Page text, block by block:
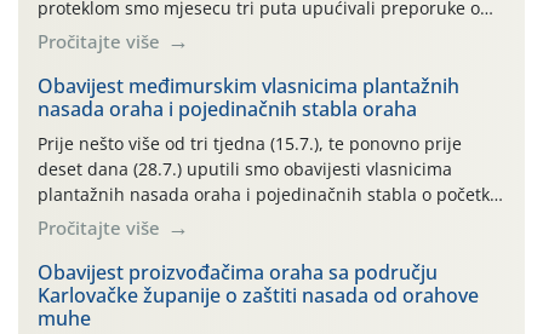
proteklom smo mjesecu tri puta upućivali preporuke o
preventivnim mjerama zaštite krizantema od najčešćih
uzročnika bolesti, štetnika i fito-fagnih grinja (23.7., 14.7.,
06.7.)! Na početku ovog mjeseca je zabilježeno je
povijesno i ekstremno vruće meteorološko razdoblje, uz
najviše temperature […]
Pročitajte više
Obavijest međimurskim vlasnicima plantažnih
nasada oraha i pojedinačnih stabla oraha
Prije nešto više od tri tjedna (15.7.), te ponovno prije
deset dana (28.7.) uputili smo obavijesti vlasnicima
plantažnih nasada oraha i pojedinačnih stabla o početku
leta i ovogodišnjoj potrebi usmjerenog suzbijanja
orahove muhe (Rhagoletis completa)! Već dvanaest dana
traje drugi ovogodišnji “toplinski udar”, koji naročito
izražen zadnja šest dana (31.7.-05.8.), jer najviše
temperature zraka svakodnevno […]
Pročitajte više
Obavijest proizvođačima oraha sa području
Karlovačke županije o zaštiti nasada od orahove
muhe